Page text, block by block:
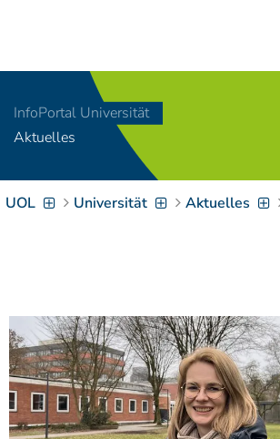
[Access-Key 8
Zum Inhalt springen
Zur Suche springen
[Access-Key 4]
Zur Hauptnavigation
9]
Zur
Brotkrumennavigation
springen[Access-Key
7]
Informationen zur
InfoPortal Universität
Aktuelles
UOL Universität Aktuelles